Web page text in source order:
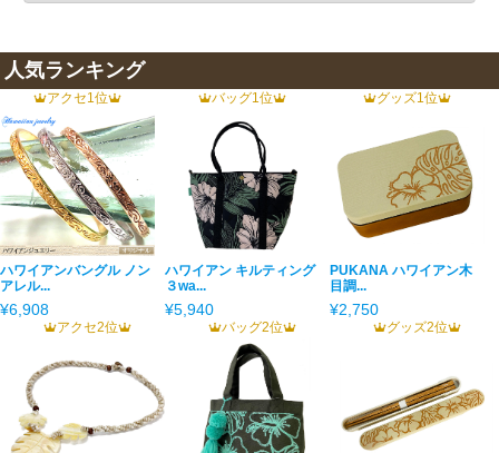
人気ランキング
アクセ1位
ハワイアンバングル ノン
アレル...
¥6,908
バッグ1位
ハワイアン キルティング
３wa...
¥5,940
グッズ1位
PUKANA ハワイアン木
目調...
¥2,750
アクセ2位 バッグ2位 グッズ2位